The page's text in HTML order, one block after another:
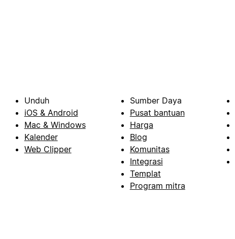
Unduh
iOS & Android
Mac & Windows
Kalender
Web Clipper
Sumber Daya
Pusat bantuan
Harga
Blog
Komunitas
Integrasi
Templat
Program mitra